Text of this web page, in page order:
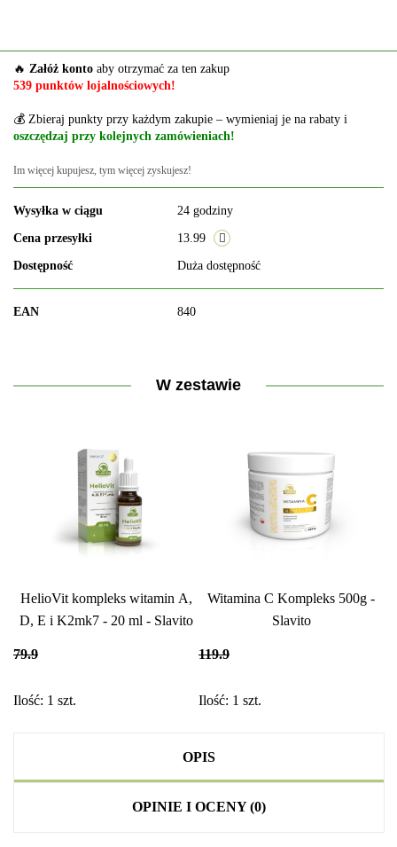
🔥 Załóż konto aby otrzymać za ten zakup
539 punktów lojalnościowych!
💰 Zbieraj punkty przy każdym zakupie – wymieniaj je na rabaty i
oszczędzaj przy kolejnych zamówieniach!
Im więcej kupujesz, tym więcej zyskujesz!
Wysyłka w ciągu 24 godziny
Cena przesyłki 13.99
Dostępność Duża dostępność
EAN 840
W zestawie
HelioVit kompleks witamin A,
D, E i K2mk7 - 20 ml - Slavito
79.9
Ilość: 1 szt.
Witamina C Kompleks 500g -
Slavito
119.9
Ilość: 1 szt.
OPIS
OPINIE I OCENY (0)